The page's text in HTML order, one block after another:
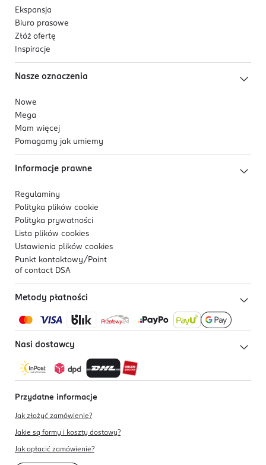
Ekspansja
Biuro prasowe
Złóż ofertę
Inspiracje
Nasze oznaczenia
Nowe
Mega
Mam więcej
Pomagamy jak umiemy
Informacje prawne
Regulaminy
Polityka plików cookie
Polityka prywatności
Lista plików cookies
Ustawienia plików cookies
Punkt kontaktowy/ Point
of contact DSA
Metody płatności
Nasi dostawcy
Przydatne informacje
Jak złożyć zamówienie?
Jakie są formy i koszty dostawy?
Jak opłacić zamówienie?